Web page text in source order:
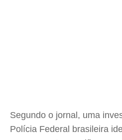
Segundo o jornal, uma
Polícia Federal brasileira